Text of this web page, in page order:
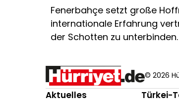
Fenerbahçe setzt große
internationale Erfahrung
der Schotten zu unterbinden.
© 2026
Aktuelles Türkei-